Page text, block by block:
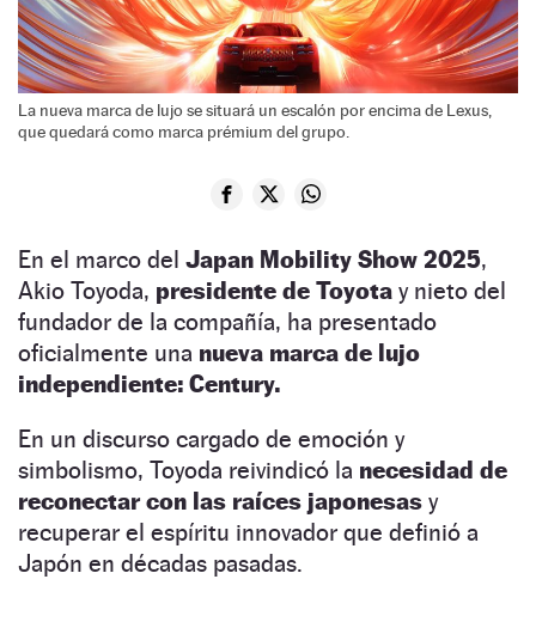
La nueva marca de lujo se situará un escalón por encima de Lexus,
que quedará como marca prémium del grupo.
En el marco del Japan Mobility Show 2025,
Akio Toyoda, presidente de Toyota y nieto del
fundador de la compañía, ha presentado
oficialmente una nueva marca de lujo
independiente: Century.
En un discurso cargado de emoción y
simbolismo, Toyoda reivindicó la necesidad de
reconectar con las raíces japonesas y
recuperar el espíritu innovador que definió a
Japón en décadas pasadas.